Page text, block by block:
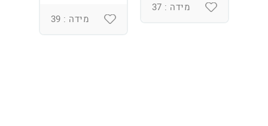
מידה : 37
מידה : 39